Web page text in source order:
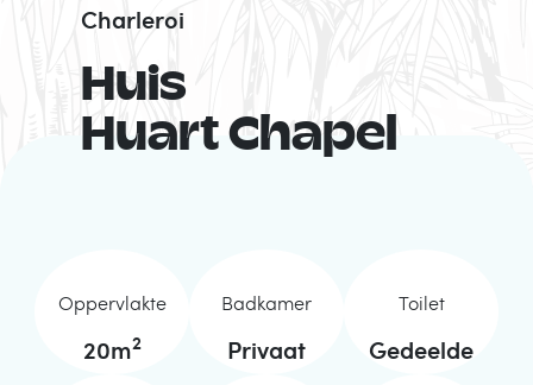
Huis
Huart Chapel
Charleroi
Oppervlakte
20m2
Badkamer
Privaat
Toilet
Gedeelde